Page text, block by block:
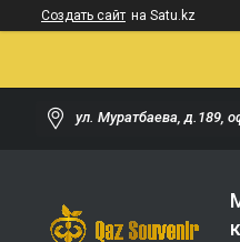
Создать сайт на Satu.kz
ул. Муратбаева, д.189,